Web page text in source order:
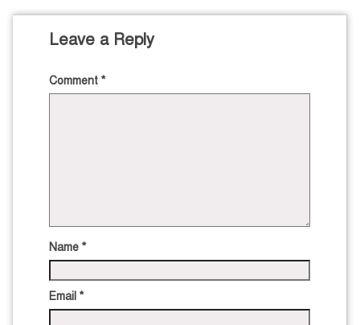
Leave a Reply
Comment *
Name *
Email *